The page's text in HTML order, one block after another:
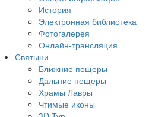
История
Электронная библиотека
Фотогалерея
Онлайн-трансляция
Святыни
Ближние пещеры
Дальние пещеры
Храмы Лавры
Чтимые иконы